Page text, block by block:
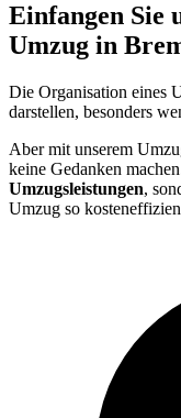
Einfangen Sie
Umzug in
Die Organisation eines
darstellen, besonders
Aber mit unserem
keine Gedanken
Umzugsleistungen,
Umzug so